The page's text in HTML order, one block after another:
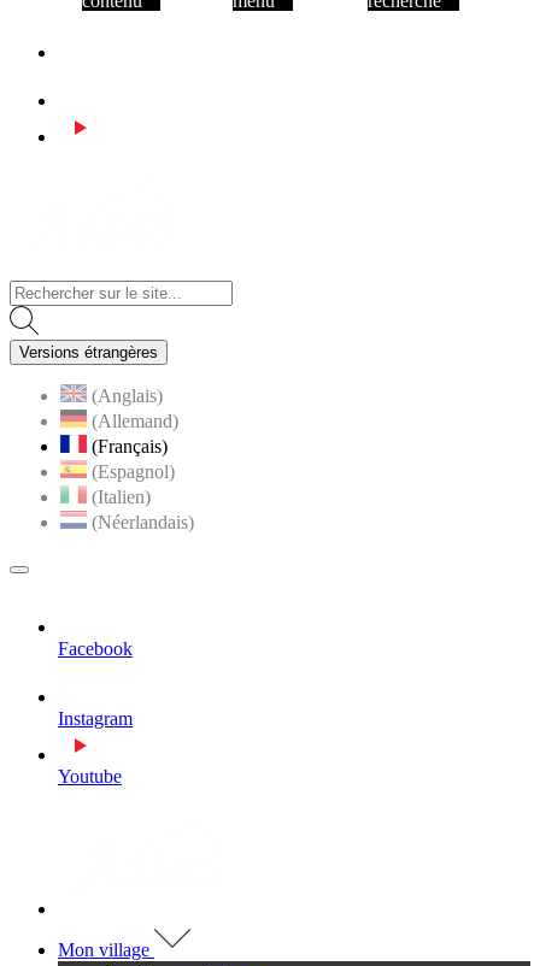
Versions étrangères
(Anglais)
(Allemand)
(Français)
(Espagnol)
(Italien)
(Néerlandais)
MENU
Facebook
Instagram
Youtube
Mon village